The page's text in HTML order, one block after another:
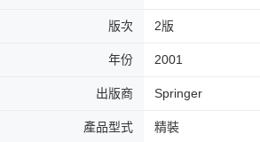
版次 2版
年份 2001
出版商 Springer
產品型式 精裝